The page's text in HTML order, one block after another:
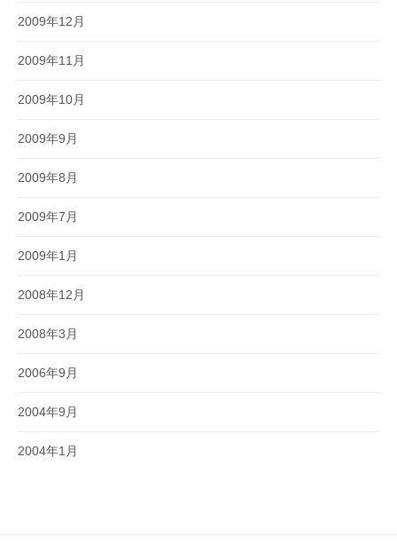
2009年12月
2009年11月
2009年10月
2009年9月
2009年8月
2009年7月
2009年1月
2008年12月
2008年3月
2006年9月
2004年9月
2004年1月